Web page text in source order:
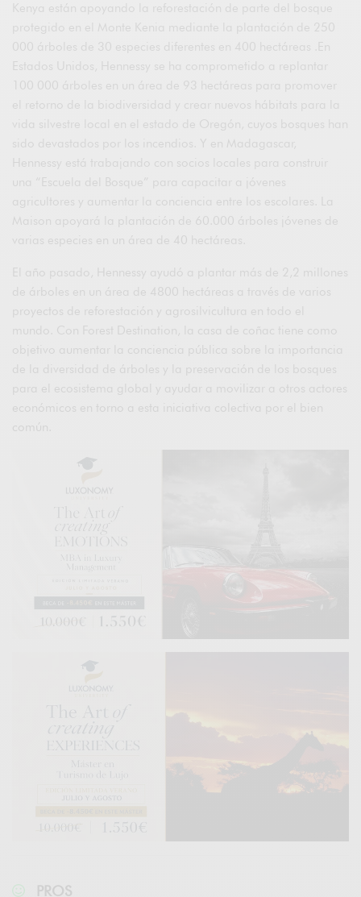
Kenya están apoyando la reforestación de parte del bosque
protegido en el Monte Kenia mediante la plantación de 250
000 árboles de 30 especies diferentes en 400 hectáreas .En
Estados Unidos, Hennessy se ha comprometido a replantar
100 000 árboles en un área de 93 hectáreas para promover
el retorno de la biodiversidad y crear nuevos hábitats para la
vida silvestre local en el estado de Oregón, cuyos bosques han
sido devastados por los incendios. Y en Madagascar,
Hennessy está trabajando con socios locales para construir
una “Escuela del Bosque” para capacitar a jóvenes
agricultores y aumentar la conciencia entre los escolares. La
Maison apoyará la plantación de 60.000 árboles jóvenes de
varias especies en un área de 40 hectáreas.
El año pasado, Hennessy ayudó a plantar más de 2,2 millones
de árboles en un área de 4800 hectáreas a través de varios
proyectos de reforestación y agrosilvicultura en todo el
mundo. Con Forest Destination, la casa de coñac tiene como
objetivo aumentar la conciencia pública sobre la importancia
de la diversidad de árboles y la preservación de los bosques
para el ecosistema global y ayudar a movilizar a otros actores
económicos en torno a esta iniciativa colectiva por el bien
común.
PROS